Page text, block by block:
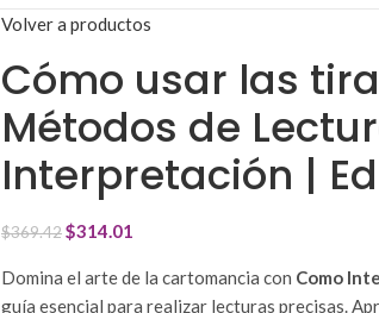
Volver a productos
Cómo usar las
Métodos de
Interpretación |
$369.42$314.01
Domina el arte de la cartomancia con Como
guía esencial para realizar lecturas precisas.